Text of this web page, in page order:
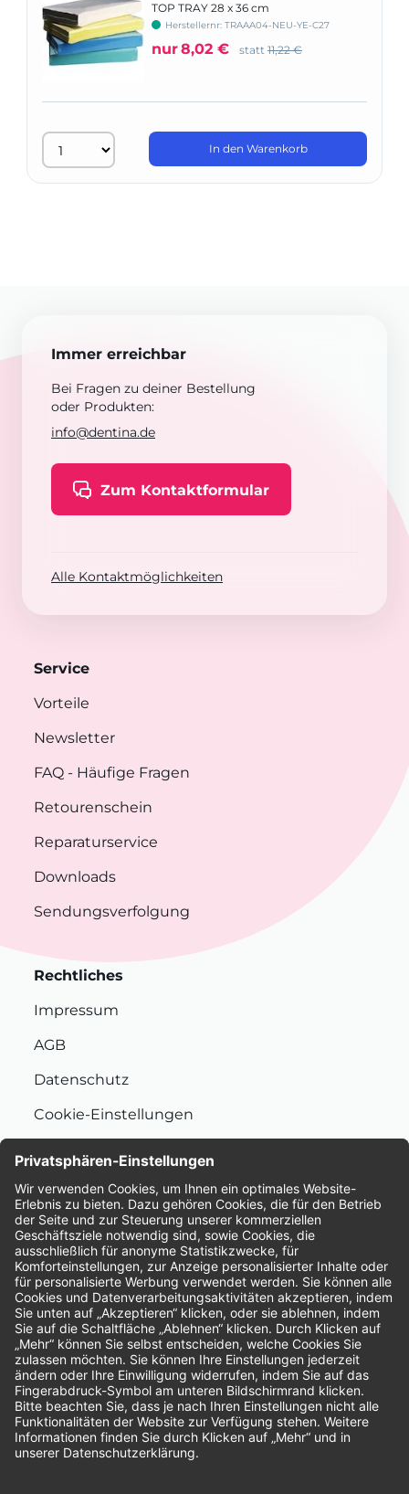
TOP TRAY 28 x 36 cm
Herstellernr: TRAAA04-NEU-YE-C27
nur8,02 € statt 11,22 €
In den Warenkorb
Immer erreichbar
Bei Fragen zu deiner Bestellung
oder Produkten:
info@dentina.de
Zum Kontaktformular
Alle Kontaktmöglichkeiten
Service
Vorteile
Newsletter
FAQ - Häufige Fragen
Retourenschein
Reparaturservice
Downloads
Sendungsverfolgung
Rechtliches
Impressum
AGB
Datenschutz
Cookie-Einstellungen
Bewertungen